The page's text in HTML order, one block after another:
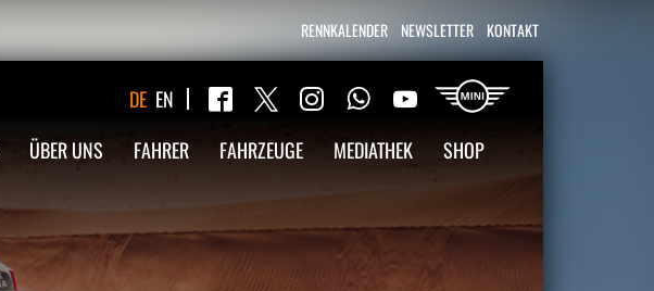
RENNKALENDER NEWSLETTER KONTAKT
ÜBER UNS FAHRER FAHRZEUGE MEDIATHEK SHOP
DE EN Facebook
Twitter Instagram
WhatsApp YouTube